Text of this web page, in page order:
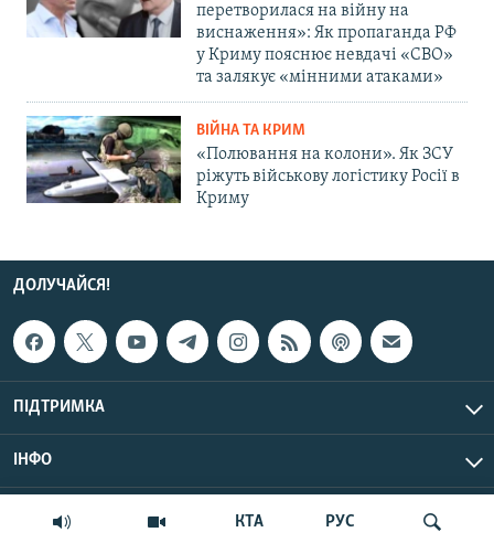
КТА РУС
перетворилася на війну на
виснаження»: Як пропаганда РФ
у Криму пояснює невдачі «СВО»
та залякує «мінними атаками»
ВІЙНА ТА КРИМ
«Полювання на колони». Як ЗСУ
ріжуть військову логістику Росії в
Криму
ДОЛУЧАЙСЯ!
ПІДТРИМКА
ІНФО
© Крим.Реалії, 2026 | Усі права застережено.